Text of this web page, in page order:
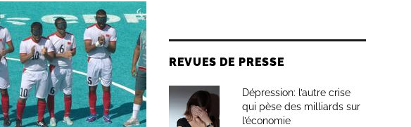
REVUES DE PRESSE
Dépression: l’autre crise
qui pèse des milliards sur
l’économie